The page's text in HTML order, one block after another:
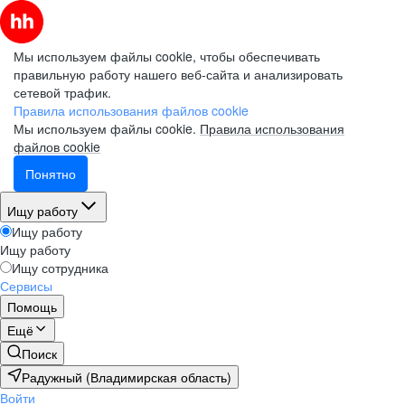
Мы используем файлы cookie, чтобы обеспечивать
правильную работу нашего веб-сайта и анализировать
сетевой трафик.
Правила использования файлов cookie
Мы используем файлы cookie. Правила использования
файлов cookie
Понятно
Ищу работу
Ищу работу
Ищу работу
Ищу сотрудника
Сервисы
Помощь
Ещё
Поиск
Радужный (Владимирская область)
Войти